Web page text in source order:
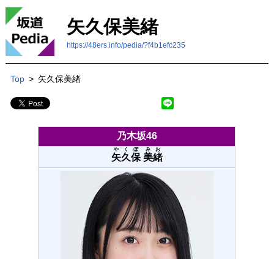
矢久保美緒
https://48ers.info/pedia/?f4b1efc235
Top > 矢久保美緒
乃木坂46
矢久保
やくぼ
美緒
みお